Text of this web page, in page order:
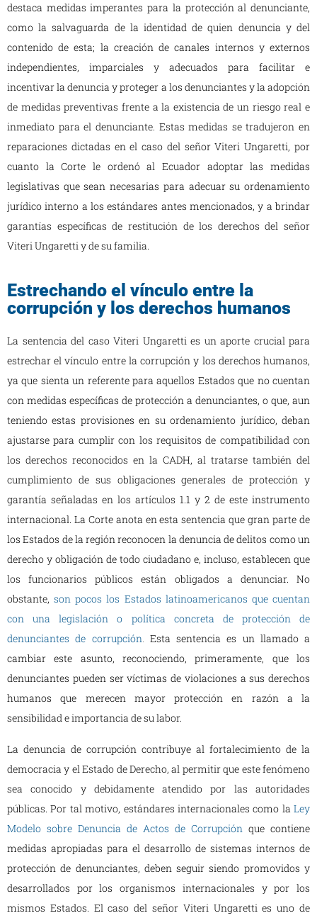
destaca medidas imperantes para la protección al denunciante,
como la salvaguarda de la identidad de quien denuncia y del
contenido de esta; la creación de canales internos y externos
independientes, imparciales y adecuados para facilitar e
incentivar la denuncia y proteger a los denunciantes y la adopción
de medidas preventivas frente a la existencia de un riesgo real e
inmediato para el denunciante. Estas medidas se tradujeron en
reparaciones dictadas en el caso del señor Viteri Ungaretti, por
cuanto la Corte le ordenó al Ecuador adoptar las medidas
legislativas que sean necesarias para adecuar su ordenamiento
jurídico interno a los estándares antes mencionados, y a brindar
garantías específicas de restitución de los derechos del señor
Viteri Ungaretti y de su familia.
Estrechando el vínculo entre la
corrupción y los derechos humanos
La sentencia del caso Viteri Ungaretti es un aporte crucial para
estrechar el vínculo entre la corrupción y los derechos humanos,
ya que sienta un referente para aquellos Estados que no cuentan
con medidas específicas de protección a denunciantes, o que, aun
teniendo estas provisiones en su ordenamiento jurídico, deban
ajustarse para cumplir con los requisitos de compatibilidad con
los derechos reconocidos en la CADH, al tratarse también del
cumplimiento de sus obligaciones generales de protección y
garantía señaladas en los artículos 1.1 y 2 de este instrumento
internacional. La Corte anota en esta sentencia que gran parte de
los Estados de la región reconocen la denuncia de delitos como un
derecho y obligación de todo ciudadano e, incluso, establecen que
los funcionarios públicos están obligados a denunciar. No
obstante, son pocos los Estados latinoamericanos que cuentan
con una legislación o política concreta de protección de
denunciantes de corrupción. Esta sentencia es un llamado a
cambiar este asunto, reconociendo, primeramente, que los
denunciantes pueden ser víctimas de violaciones a sus derechos
humanos que merecen mayor protección en razón a la
sensibilidad e importancia de su labor.
La denuncia de corrupción contribuye al fortalecimiento de la
democracia y el Estado de Derecho, al permitir que este fenómeno
sea conocido y debidamente atendido por las autoridades
públicas. Por tal motivo, estándares internacionales como la Ley
Modelo sobre Denuncia de Actos de Corrupción que contiene
medidas apropiadas para el desarrollo de sistemas internos de
protección de denunciantes, deben seguir siendo promovidos y
desarrollados por los organismos internacionales y por los
mismos Estados. El caso del señor Viteri Ungaretti es uno de